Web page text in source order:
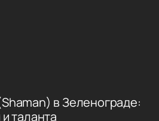
в Зеленограде:
таланта